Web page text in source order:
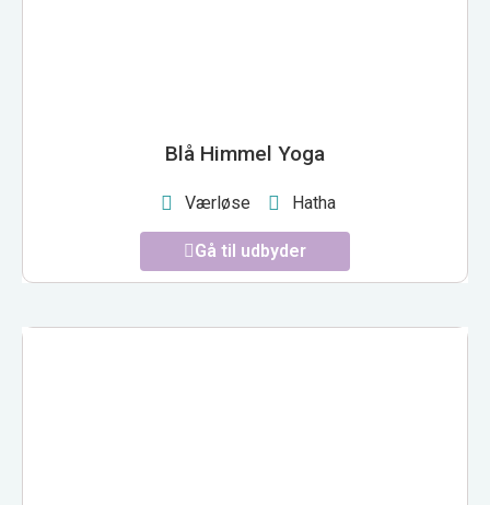
Blå Himmel Yoga
Værløse Hatha
Gå til udbyder